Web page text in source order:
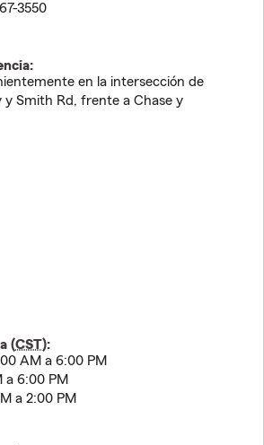
3550
en la intersección de
y Smith Rd, frente a Chase y
(CST):
AM a 6:00 PM
a 6:00 PM
a 2:00 PM